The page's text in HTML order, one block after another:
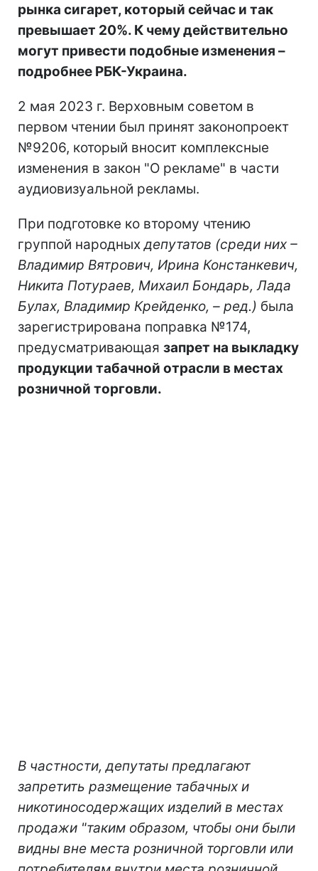
рынка сигарет, который сейчас и так
превышает 20%. К чему действительно
могут привести подобные изменения –
подробнее РБК-Украина.
2 мая 2023 г. Верховным советом в
первом чтении был принят законопроект
№9206, который вносит комплексные
изменения в закон "О рекламе" в части
аудиовизуальной рекламы.
При подготовке ко второму чтению
группой народныхдепутатов (среди них –
Владимир Вятрович, Ирина Констанкевич,
Никита Потураев, Михаил Бондарь, Лада
Булах, Владимир Крейденко, – ред.) была
зарегистрирована поправка №174,
предусматривающая запрет на выкладку
продукции табачной отрасли в местах
розничной торговли.
В частности, депутаты предлагают
запретить размещение табачных и
никотиносодержащих изделий в местах
продажи "таким образом, чтобы они были
видны вне места розничной торговли или